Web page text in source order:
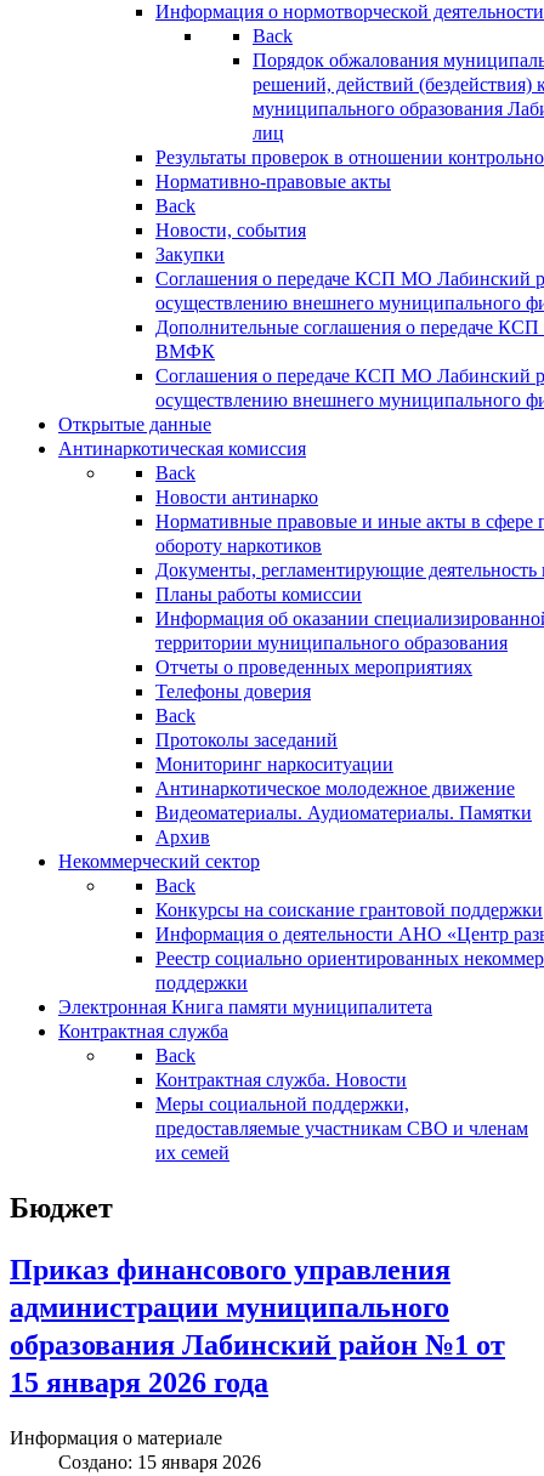
Информация о нормотворческой деятельности
Back
Порядок обжалования
решений, действий (бездействия)
муниципального образования
лиц
Результаты проверок в отношении
Нормативно-правовые акты
Back
Новости, события
Закупки
Соглашения о передаче КСП МО Лабинский
осуществлению внешнего муниципального
Дополнительные соглашения о передаче
ВМФК
Соглашения о передаче КСП МО Лабинский
осуществлению внешнего муниципального
Открытые данные
Антинаркотическая комиссия
Back
Новости антинарко
Нормативные правовые и иные акты в сфере
обороту наркотиков
Документы, регламентирующие деятельность
Планы работы комиссии
Информация об оказании
территории муниципального образования
Отчеты о проведенных мероприятиях
Телефоны доверия
Back
Протоколы заседаний
Мониторинг наркоситуации
Антинаркотическое молодежное движение
Видеоматериалы. Аудиоматериалы. Памятки
Архив
Некоммерческий сектор
Back
Конкурсы на соискание грантовой поддержки
Информация о деятельности АНО «Центр
Реестр социально ориентированных
поддержки
Электронная Книга памяти муниципалитета
Контрактная служба
Back
Контрактная служба. Новости
Меры социальной поддержки,
предоставляемые участникам СВО и членам
их семей
Бюджет
Приказ финансового управления
администрации муниципального
образования Лабинский район №1 от
15 января 2026 года
Информация о материале
Создано: 15 января 2026